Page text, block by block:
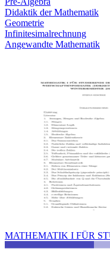
Didaktik der Mathematik
Geometrie
Infinitesimalrechnung
Angewandte Mathematik
MATHEMATIK I FÜR